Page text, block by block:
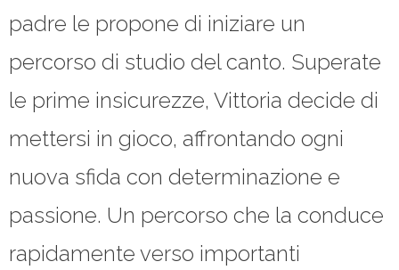
padre le propone di iniziare un
percorso di studio del canto. Superate
le prime insicurezze, Vittoria decide di
mettersi in gioco, affrontando ogni
nuova sfida con determinazione e
passione. Un percorso che la conduce
rapidamente verso importanti